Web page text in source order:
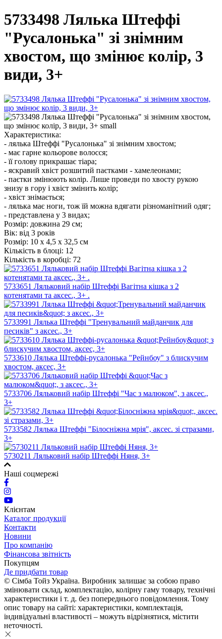
5733498 Лялька Штеффі
"Русалонька" зі знімним
хвостом, що змінює колір, 3
види, 3+
Характеристика:
- лялька Штеффі "Русалонька" зі знімним хвостом;
- має гарне кольорове волосся;
- її голову прикрашає тіара;
- яскравий хвіст розшитий паєтками - хамелеонами;
- паєтки змінюють колір. Лише проведи по хвосту рукою
знизу в гору і хвіст змінить колір;
- хвіст знімається;
- лялька має ноги, тож їй можна вдягати різноманітний одяг;
- представлена у 3 видах;
Розмір: довжина 29 см;
Вік: від 3 років
Розмір: 10 х 4,5 х 32,5 см
Кількість в блоці: 12
Кількість в коробці: 72
5733651 Ляльковий набір Штеффі Вагітна кішка з 2
котенятами та аксес., 3+ .
5733991 Лялька Штеффі "Тренувальний майданчик для
песиків" з аксес., 3+
5733610 Лялька Штеффі-русалонька "Рейнбоу" з блискучим
хвостом, аксес, 3+
5733706 Ляльковий набір Штеффі "Час з малюком", з аксес.,
3+
5733582 Лялька Штеффі "Білосніжна мрія", аксес. зі стразами,
3+
5730211 Ляльковий набір Штеффі Няня, 3+
Наші соцмережі
Клієнтам
Каталог продукції
Контакти
Новини
Про компанію
Фінансова звітність
Покупцям
Де придбати товар
© Сімба Тойз Україна. Виробник залишає за собою право
змінювати склад, комплектацію, колірну гаму товару, технічні
характеристики і т. д. без попереднього повідомлення. Тому
опис товару на сайті: характеристики, комплектація,
індивідуальні властивості – можуть відрізнятися, містити
неточності.